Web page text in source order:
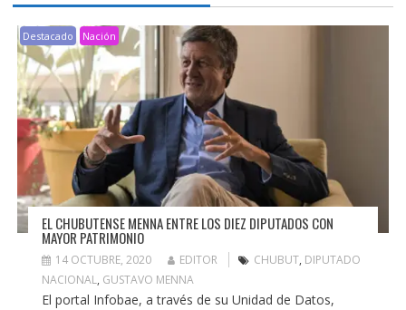
Destacado Nación
EL CHUBUTENSE MENNA ENTRE LOS DIEZ DIPUTADOS CON
MAYOR PATRIMONIO
14 OCTUBRE, 2020 EDITOR CHUBUT, DIPUTADO
NACIONAL, GUSTAVO MENNA
El portal Infobae, a través de su Unidad de Datos,